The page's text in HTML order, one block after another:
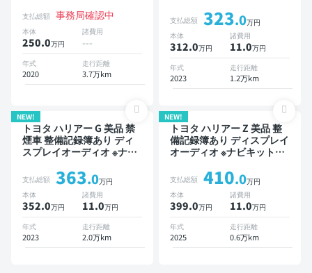
クモニター ドライブレコー
ダー
支払総額 事務局確認中
本体
250.0万円
諸費用
---
年式
2020
走行距離
3.7万km
スポットモニター デジタル
インナーミラー オートクル
ーズ スマートキー ETC バ
ックモニター ドライブレコ
ーダー 衝突軽減
支払総額 323.0万円
本体
312.0万円
諸費用
11.0万円
年式
2023
走行距離
1.2万km
NEW!
トヨタ ハリアー G 美品 禁
煙車 整備記録簿あり ディ
スプレイオーディオ ※ナビ
ンナーミラー オートクルー
ズ スマートキー ETC 電動
バックドア バックモニター
ドライブレコーダー フルエ
アロ 衝突軽減
支払総額 363.0万円
本体
352.0万円
諸費用
11.0万円
年式
2023
走行距離
2.0万km
NEW!
トヨタ ハリアー Z 美品 整
備記録簿あり ディスプレイ
オーディオ ※ナビキットあ
モニター デジタルインナー
ミラー オートクルーズ ス
マートキー ETC 電動バッ
クドア バックモニター ド
ライブレコーダー 衝突軽減
支払総額 410.0万円
本体
399.0万円
諸費用
11.0万円
年式
2025
走行距離
0.6万km